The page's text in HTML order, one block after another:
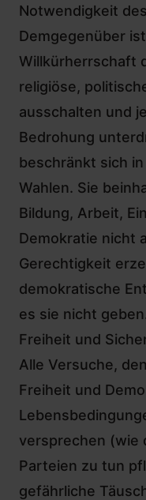
Notwendigkeit
Demgegenüber
Willkürherrschaft
religiöse,
ausschalten und
Bedrohung
beschränkt sich
Wahlen. Sie
Bildung, Arbeit,
Demokratie nicht
Gerechtigkeit
demokratische
es sie nicht
Freiheit und
Alle Versuche,
Freiheit und
versprechen (wie
Parteien zu tun
gefährliche